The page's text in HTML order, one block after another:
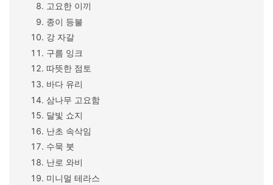
고요한 이끼
종이 등불
강 자갈
구름 잉크
따뜻한 점토
바다 유리
삼나무 고요함
달빛 쇼지
난초 속삭임
수묵 붓
난로 와비
미니멀 테라스